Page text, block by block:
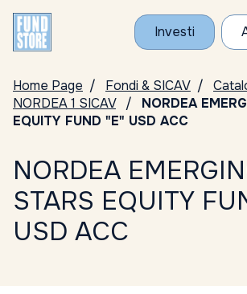
Investi
Home Page Fondi & SICAV
NORDEA 1 SICAV
NORDEA
EQUITY FUND "E" USD ACC
NORDEA
STARS EQUITY
USD ACC